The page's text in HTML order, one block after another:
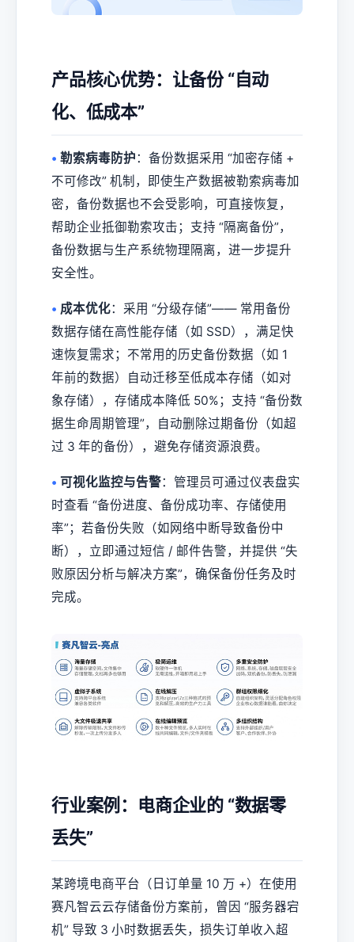
产品核心优势：让备份 “自动
化、低成本”
• 勒索病毒防护：备份数据采用 “加密存储 +
不可修改” 机制，即使生产数据被勒索病毒加
密，备份数据也不会受影响，可直接恢复，
帮助企业抵御勒索攻击；支持 “隔离备份”，
备份数据与生产系统物理隔离，进一步提升
安全性。
• 成本优化：采用 “分级存储”—— 常用备份
数据存储在高性能存储（如 SSD），满足快
速恢复需求；不常用的历史备份数据（如 1
年前的数据）自动迁移至低成本存储（如对
象存储），存储成本降低 50%；支持 “备份数
据生命周期管理”，自动删除过期备份（如超
过 3 年的备份），避免存储资源浪费。
• 可视化监控与告警：管理员可通过仪表盘实
时查看 “备份进度、备份成功率、存储使用
率”；若备份失败（如网络中断导致备份中
断），立即通过短信 / 邮件告警，并提供 “失
败原因分析与解决方案”，确保备份任务及时
完成。
行业案例：电商企业的 “数据零
丢失”
某跨境电商平台（日订单量 10 万 +）在使用
赛凡智云云存储备份方案前，曾因 “服务器宕
机” 导致 3 小时数据丢失，损失订单收入超